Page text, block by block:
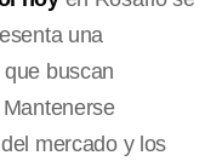
una
buscan
mercado y los